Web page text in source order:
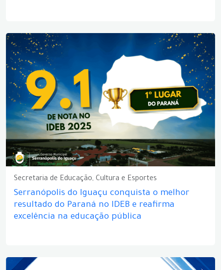
Secretaria de Educação, Cultura e Esportes
Serranópolis do Iguaçu conquista o melhor
resultado do Paraná no IDEB e reafirma
excelência na educação pública